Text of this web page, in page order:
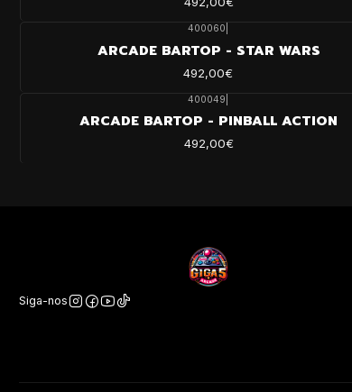
400060
ARCADE BARTOP - STAR WARS
492,00€
400049
ARCADE BARTOP - PINBALL ACTION
492,00€
Siga-nos